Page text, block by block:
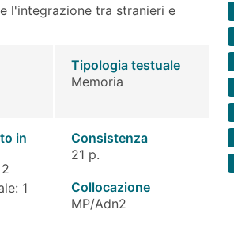
l'integrazione tra stranieri e
Tipologia testuale
Memoria
in
1
Consistenza
21 p.
Collocazione
MP/Adn2